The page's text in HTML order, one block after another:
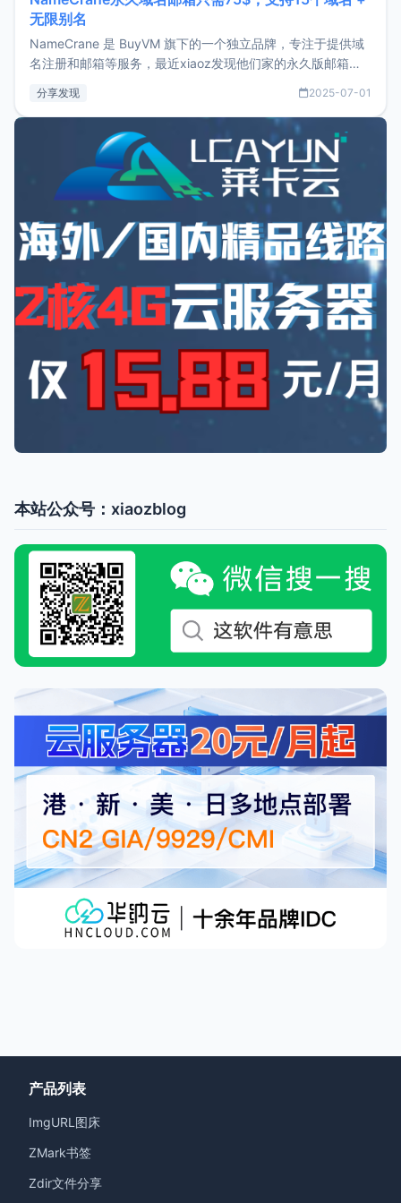
无限别名
NameCrane 是 BuyVM 旗下的一个独立品牌，专注于提供域
名注册和邮箱等服务，最近xiaoz发现他们家的永久版邮箱服
又实惠的域名邮箱，不妨尝试一下 NameCrane。注册
NameCraneNameCrane不支持直接注册，必须要购买
分享发现 2025-07-01
本站公众号：xiaozblog
产品列表
ImgURL图床
ZMark书签
Zdir文件分享